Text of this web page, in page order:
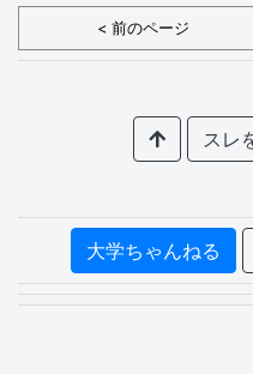
< 前のページ
スレ
大学ちゃんねる